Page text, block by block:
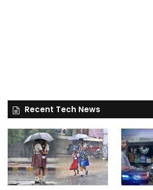
Recent Tech News